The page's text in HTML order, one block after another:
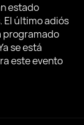
estado
El último adiós
programado
se está
este evento